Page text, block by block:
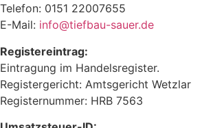
Telefon: 0151 22007655
E-Mail: info@tiefbau-sauer.de
Registereintrag:
Eintragung im Handelsregister.
Registergericht: Amtsgericht Wetzlar
Registernummer: HRB 7563